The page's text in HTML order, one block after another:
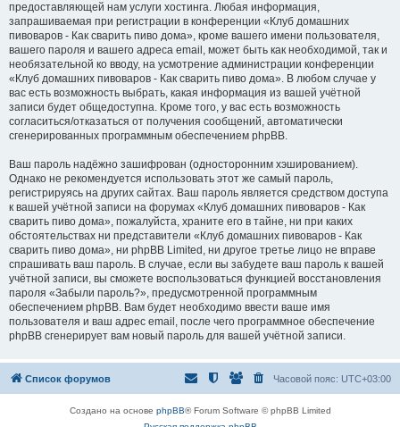
предоставляющей нам услуги хостинга. Любая информация,
запрашиваемая при регистрации в конференции «Клуб домашних
пивоваров - Как cварить пиво дома», кроме вашего имени пользователя,
вашего пароля и вашего адреса email, может быть как необходимой, так и
необязательной ко вводу, на усмотрение администрации конференции
«Клуб домашних пивоваров - Как cварить пиво дома». В любом случае у
вас есть возможность выбрать, какая информация из вашей учётной
записи будет общедоступна. Кроме того, у вас есть возможность
согласиться/отказаться от получения сообщений, автоматически
сгенерированных программным обеспечением phpBB.
Ваш пароль надёжно зашифрован (односторонним хэшированием).
Однако не рекомендуется использовать этот же самый пароль,
регистрируясь на других сайтах. Ваш пароль является средством доступа
к вашей учётной записи на форумах «Клуб домашних пивоваров - Как
cварить пиво дома», пожалуйста, храните его в тайне, ни при каких
обстоятельствах ни представители «Клуб домашних пивоваров - Как
cварить пиво дома», ни phpBB Limited, ни другое третье лицо не вправе
спрашивать ваш пароль. В случае, если вы забудете ваш пароль к вашей
учётной записи, вы сможете воспользоваться функцией восстановления
пароля «Забыли пароль?», предусмотренной программным
обеспечением phpBB. Вам будет необходимо ввести ваше имя
пользователя и ваш адрес email, после чего программное обеспечение
phpBB сгенерирует вам новый пароль для вашей учётной записи.
Список форумов Часовой пояс: UTC+03:00
Создано на основе phpBB® Forum Software © phpBB Limited